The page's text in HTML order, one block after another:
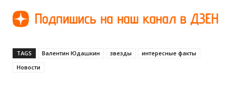
TAGS Валентин Юдашкин звезды
интересные факты
Новости